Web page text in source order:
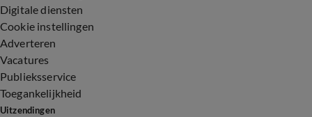
Digitale diensten
Cookie instellingen
Adverteren
Vacatures
Publieksservice
Toegankelijkheid
Uitzendingen